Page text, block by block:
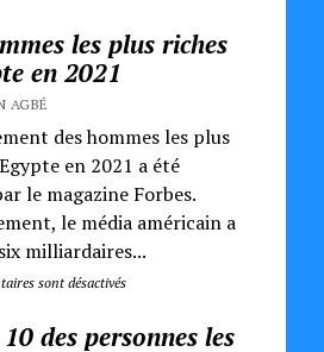
les plus riches
en 2021
AGBÉ
des hommes les plus
en 2021 a été
le magazine Forbes.
le média américain a
milliardaires...
sont désactivés
des personnes les